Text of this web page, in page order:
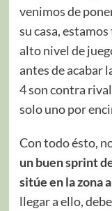
venimos de
su casa,
alto nivel de
antes de acabar
4 son contra
solo uno por
Con todo ésto,
un buen sprint
sitúe en la zona
llegar a ello,